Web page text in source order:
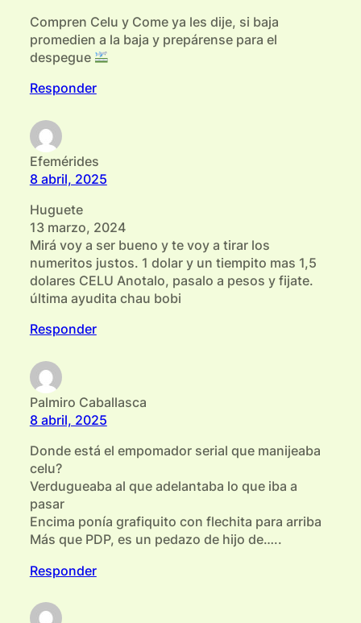
Compren Celu y Come ya les dije, si baja
promedien a la baja y prepárense para el
despegue
Responder
Efemérides
8 abril, 2025
Huguete
13 marzo, 2024
Mirá voy a ser bueno y te voy a tirar los
numeritos justos. 1 dolar y un tiempito mas 1,5
dolares CELU Anotalo, pasalo a pesos y fijate.
última ayudita chau bobi
Responder
Palmiro Caballasca
8 abril, 2025
Donde está el empomador serial que manijeaba
celu?
Verdugueaba al que adelantaba lo que iba a
pasar
Encima ponía grafiquito con flechita para arriba
Más que PDP, es un pedazo de hijo de…..
Responder